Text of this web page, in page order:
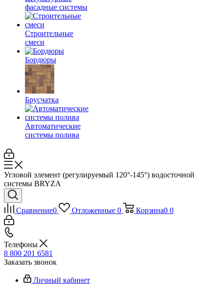
фасадные системы
Строительные
смеси
Бордюры
Брусчатка
Автоматические
системы полива
Угловой элемент (регулируемый 120°-145°) водосточной
системы BRYZA
Сравнение0 Отложенные 0 Корзина0 0
Телефоны
8 800 201 6581
Заказать звонок
Личный кабинет